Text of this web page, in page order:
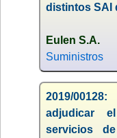
distintos SAI
Eulen S.A.
Suministros
2019/
adjudicar
servicios